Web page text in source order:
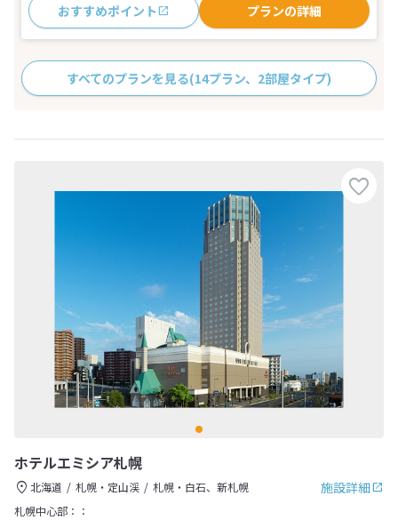
おすすめポイント プランの詳細
すべてのプランを見る(14プラン、2部屋タイプ)
ホテルエミシア札幌
施設詳細
北海道 札幌・定山渓
札幌・白石、新札幌
札幌中心部：：